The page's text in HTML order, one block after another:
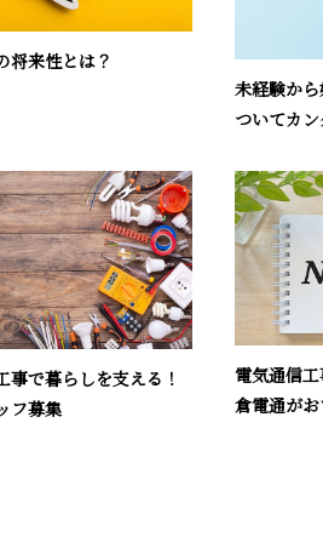
将来性とは？
未経験か
ついてカ
事で暮らしを支える！
フ募集
電気通信
倉電通がお